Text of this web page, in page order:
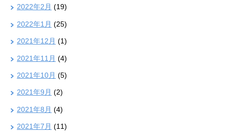
2022年2月 (19)
2022年1月 (25)
2021年12月 (1)
2021年11月 (4)
2021年10月 (5)
2021年9月 (2)
2021年8月 (4)
2021年7月 (11)